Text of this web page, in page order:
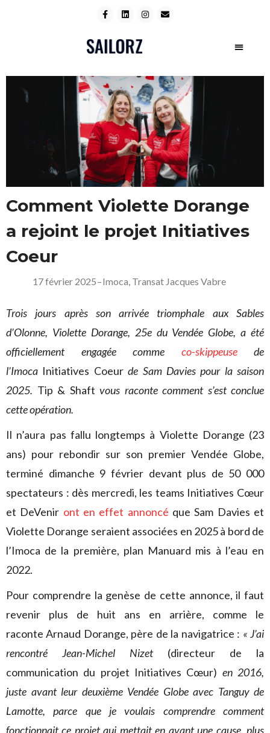
Comment Violette Dorange
a rejoint le projet Initiatives
Coeur
17 février 2025–Imoca, Transat Jacques Vabre
Trois jours après son arrivée triomphale aux Sables
d’Olonne, Violette Dorange, 25e du Vendée Globe, a été
officiellement engagée comme co-skippeusede
l’Imoca Initiatives Coeurde Sam Davies pour la saison
2025. Tip & Shaft vous raconte comment s’est conclue
cette opération.
Il n’aura pas fallu longtemps à Violette Dorange (23
ans) pour rebondir sur son premier Vendée Globe,
terminé dimanche 9 février devant plus de 50 000
spectateurs : dès mercredi, les teams Initiatives Cœur
et DeVenir ont en effet annoncé que Sam Davies et
Violette Dorange seraient associées en 2025 à bord de
l’Imoca de la première, plan Manuard mis à l’eau en
2022.
Pour comprendre la genèse de cette annonce, il faut
revenir plus de huit ans en arrière, comme le
raconte Arnaud Dorange, père de la navigatrice : « J’ai
rencontré Jean-Michel Nizet(directeur de la
communication du projet Initiatives Cœur) en 2016,
juste avant leur deuxième Vendée Globe avec Tanguy de
Lamotte, parce que je voulais comprendre comment
fonctionnait ce projet qui mettait en avant une cause, plus